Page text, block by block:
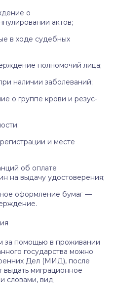
о
актов;
в ходе судебных
полномочий лица;
наличии заболеваний;
о группе крови и резус-
и месте
об оплате
на выдачу удостоверения;
оформление бумаг —
за помощью в проживании
государства можно
Дел (МИД), после
выдать миграционное
словами, вид